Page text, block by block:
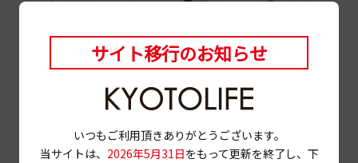
サイト移行のお知らせ
いつもご利用頂きありがとうございます。
当サイトは、 2026年5月31日をもって更新を終了し、下